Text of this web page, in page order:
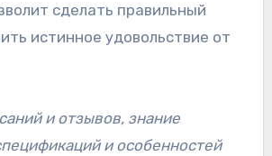
сделать правильный
истинное удовольствие от
и отзывов, знание
и особенностей